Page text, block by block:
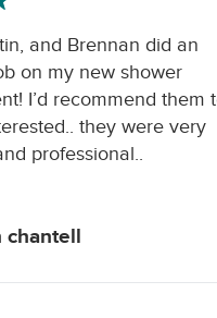
and Brennan did an
on my new shower
I’d recommend them
they were very
professional..
chantell